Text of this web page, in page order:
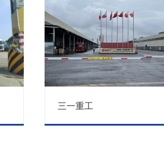
三一重工